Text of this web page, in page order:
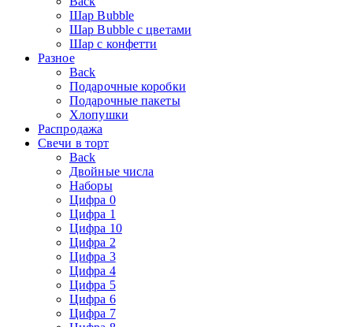
Шар Bubble
Шар Bubble с цветами
Шар с конфетти
Разное
Back
Подарочные коробки
Подарочные пакеты
Хлопушки
Распродажа
Свечи в торт
Back
Двойные числа
Наборы
Цифра 0
Цифра 1
Цифра 10
Цифра 2
Цифра 3
Цифра 4
Цифра 5
Цифра 6
Цифра 7